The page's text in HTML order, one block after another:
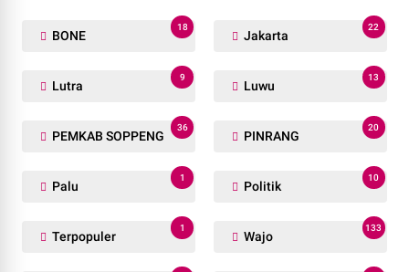
BONE
18
Jakarta
22
Lutra
9
Luwu
13
PEMKAB SOPPENG
36
PINRANG
20
Palu
1
Politik
10
Terpopuler
1
Wajo
133